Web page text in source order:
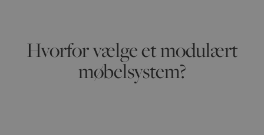
Hvorfor vælge et modulært
møbelsystem?